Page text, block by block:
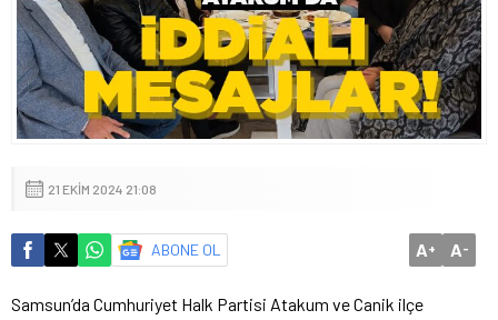
21 EKIM 2024 21:08
ABONE OL A+ A-
Samsun’da Cumhuriyet Halk Partisi Atakum ve Canik ilçe